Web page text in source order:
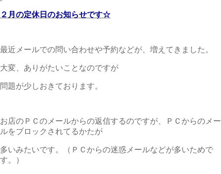
２月の定休日のお知らせです☆
最近メールでの問い合わせや予約などが、増えてきました。
大変、ありがたいことなのですが
問題が少しおきております。
お店のＰＣのメールからの返信するのですが、ＰＣからのメー
ルをブロックされてるかたが
多いみたいです。（ＰＣからの迷惑メールなどが多いためで
す。）